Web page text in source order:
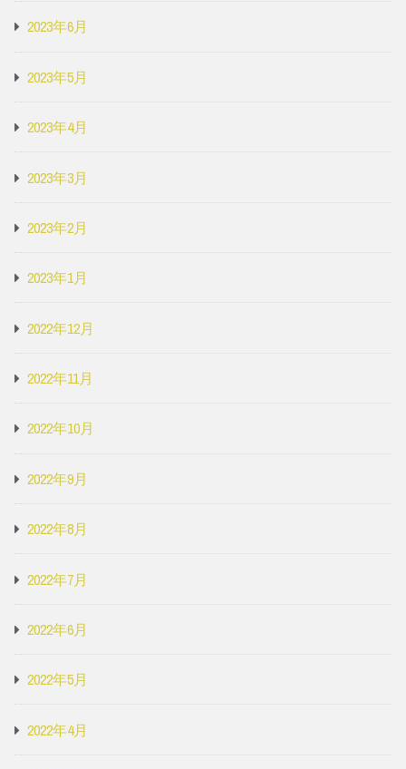
2023年6月
2023年5月
2023年4月
2023年3月
2023年2月
2023年1月
2022年12月
2022年11月
2022年10月
2022年9月
2022年8月
2022年7月
2022年6月
2022年5月
2022年4月